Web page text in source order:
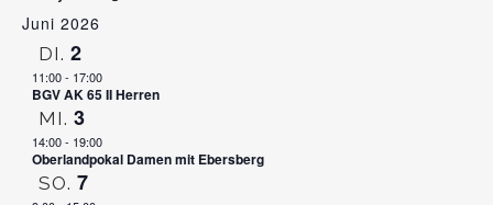
Juni 2026
DI. 2
11:00- 17:00
BGV AK 65 II Herren
MI. 3
14:00- 19:00
Oberlandpokal Damen mit Ebersberg
SO. 7